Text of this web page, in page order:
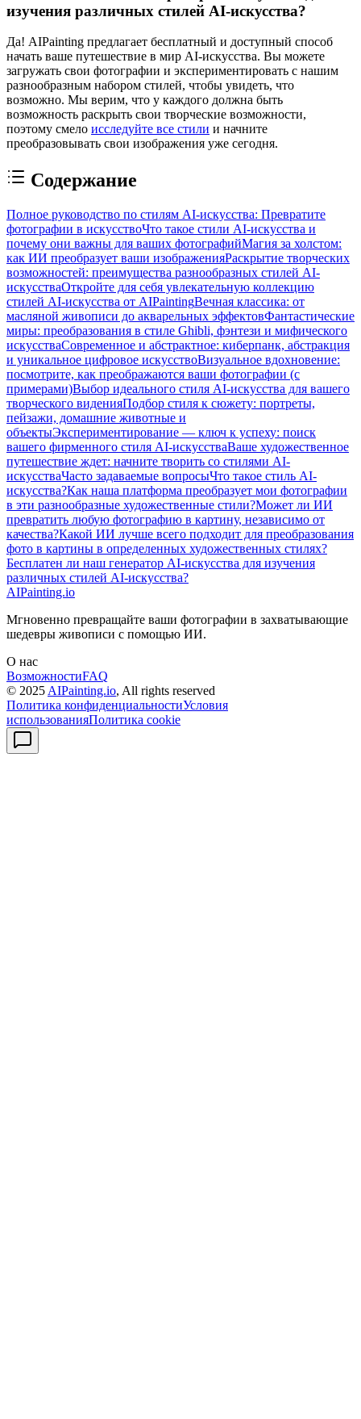
изучения различных стилей AI-искусства?
Да! AIPainting предлагает бесплатный и доступный способ
начать ваше путешествие в мир AI-искусства. Вы можете
загружать свои фотографии и экспериментировать с нашим
разнообразным набором стилей, чтобы увидеть, что
возможно. Мы верим, что у каждого должна быть
возможность раскрыть свои творческие возможности,
поэтому смело исследуйте все стили и начните
преобразовывать свои изображения уже сегодня.
Содержание
Полное руководство по стилям AI-искусства: Превратите
фотографии в искусствоЧто такое стили AI-искусства и
почему они важны для ваших фотографийМагия за холстом:
как ИИ преобразует ваши изображенияРаскрытие творческих
возможностей: преимущества разнообразных стилей AI-
искусстваОткройте для себя увлекательную коллекцию
стилей AI-искусства от AIPaintingВечная классика: от
масляной живописи до акварельных эффектовФантастические
миры: преобразования в стиле Ghibli, фэнтези и мифического
искусстваСовременное и абстрактное: киберпанк, абстракция
и уникальное цифровое искусствоВизуальное вдохновение:
посмотрите, как преображаются ваши фотографии (с
примерами)Выбор идеального стиля AI-искусства для вашего
творческого виденияПодбор стиля к сюжету: портреты,
пейзажи, домашние животные и
объектыЭкспериментирование — ключ к успеху: поиск
вашего фирменного стиля AI-искусстваВаше художественное
путешествие ждет: начните творить со стилями AI-
искусстваЧасто задаваемые вопросыЧто такое стиль AI-
искусства?Как наша платформа преобразует мои фотографии
в эти разнообразные художественные стили?Может ли ИИ
превратить любую фотографию в картину, независимо от
качества?Какой ИИ лучше всего подходит для преобразования
фото в картины в определенных художественных стилях?
Бесплатен ли наш генератор AI-искусства для изучения
различных стилей AI-искусства?
AIPainting.io
Мгновенно превращайте ваши фотографии в захватывающие
шедевры живописи с помощью ИИ.
О нас
ВозможностиFAQ
© 2025 AIPainting.io, All rights reserved
Политика конфиденциальностиУсловия
использованияПолитика cookie